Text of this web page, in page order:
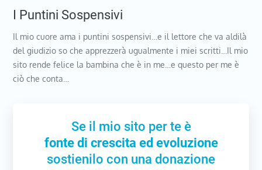
I Puntini Sospensivi
Il mio cuore ama i puntini sospensivi…e il lettore che va aldilà
del giudizio so che apprezzerà ugualmente i miei scritti…Il mio
sito rende felice la bambina che è in me…e questo per me è
ciò che conta…
Se il mio sito per te è
fonte di crescita ed evoluzione
sostienilo con una donazione